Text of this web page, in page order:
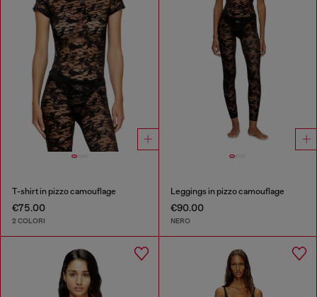
T-shirt in pizzo camouflage
€75.00
2 COLORI
Leggings in pizzo camouflage
€90.00
NERO